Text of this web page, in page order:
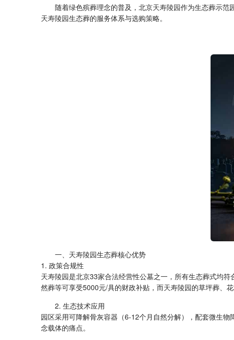
随着绿色殡葬理念的普及，北京天寿陵园作为生态葬示范
天寿陵园生态葬的服务体系与选购策略。
一、 天寿陵园生态葬核心优势
1. 政策合规性
天寿陵园是北京33家合法经营性公墓之一，所有生态葬式均
然葬等可享受5000元/具的财政补贴，而天寿陵园的草坪葬、
2. 生态技术应用
园区采用可降解骨灰容器（6-12个月自然分解），配套微生
念载体的痛点。